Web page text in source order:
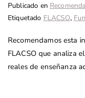
Publicado en
Etiquetado FLACSO,
Recomendamos esta
FLACSO que analiza
reales de enseñanza